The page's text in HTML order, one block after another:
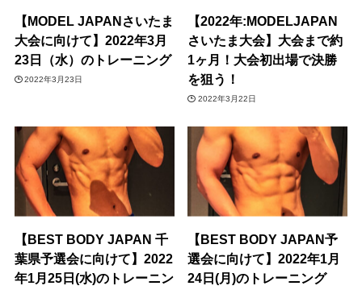
【MODEL JAPANさいたま
大会に向けて】2022年3月
23日（水）のトレーニング
2022年3月23日
【2022年:MODELJAPAN
さいたま大会】大会まで約
1ヶ月！大会初出場で決勝
を狙う！
2022年3月22日
【BEST BODY JAPAN 千
葉県予選会に向けて】2022
年1月25日(水)のトレーニン
【BEST BODY JAPAN予
選会に向けて】2022年1月
24日(月)のトレーニング